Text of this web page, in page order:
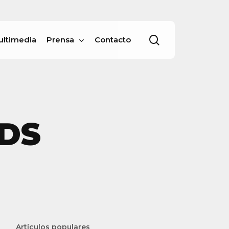
Prensa Contacto
Artículos populares